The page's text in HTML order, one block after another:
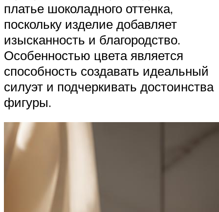
платье шоколадного оттенка,
поскольку изделие добавляет
изысканность и благородство.
Особенностью цвета является
способность создавать идеальный
силуэт и подчеркивать достоинства
фигуры.